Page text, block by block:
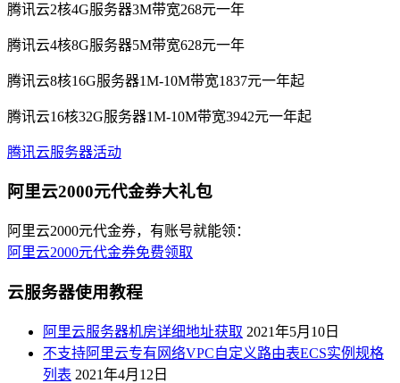
腾讯云2核4G服务器3M带宽268元一年
腾讯云4核8G服务器5M带宽628元一年
腾讯云8核16G服务器1M-10M带宽1837元一年起
腾讯云16核32G服务器1M-10M带宽3942元一年起
腾讯云服务器活动
阿里云2000元代金券大礼包
阿里云2000元代金券，有账号就能领：
阿里云2000元代金券免费领取
云服务器使用教程
阿里云服务器机房详细地址获取 2021年5月10日
不支持阿里云专有网络VPC自定义路由表ECS实例规格
列表 2021年4月12日